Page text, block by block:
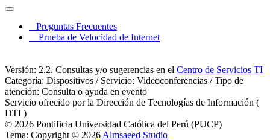
Preguntas Frecuentes
Prueba de Velocidad de Internet
Versión: 2.2. Consultas y/o sugerencias en el Centro de Servicios TI
Categoría: Dispositivos / Servicio: Videoconferencias / Tipo de
atención: Consulta o ayuda en evento
Servicio ofrecido por la Dirección de Tecnologías de Información (
DTI )
© 2026 Pontificia Universidad Católica del Perú (PUCP)
Tema: Copyright © 2026 Almsaeed Studio